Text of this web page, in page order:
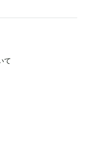
て